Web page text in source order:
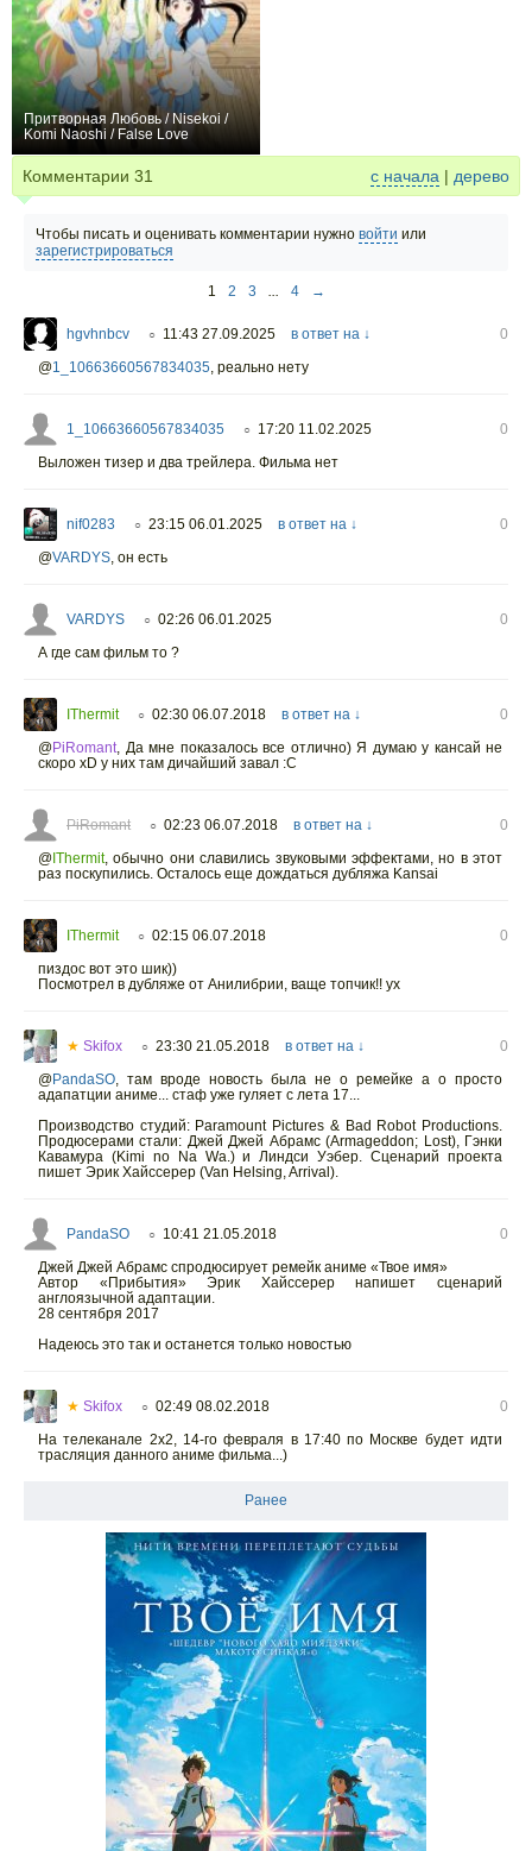
Притворная Любовь / Nisekoi /
Komi Naoshi / False Love
Комментарии 31 с начала | дерево
Чтобы писать и оценивать комментарии нужно войти или
зарегистрироваться
1 2 3 ... 4 →
hgvhnbcv ○ 11:43 27.09.2025 в ответ на ↓
0
@1_10663660567834035, реально нету
1_10663660567834035 ○ 17:20 11.02.2025
0
Выложен тизер и два трейлера. Фильма нет
nif0283 ○ 23:15 06.01.2025 в ответ на ↓
0
@VARDYS, он есть
VARDYS ○ 02:26 06.01.2025
0
А где сам фильм то ?
IThermit ○ 02:30 06.07.2018 в ответ на ↓
0
@PiRomant, Да мне показалось все отлично) Я думаю у кансай не
скоро xD у них там дичайший завал :C
PiRomant ○ 02:23 06.07.2018 в ответ на ↓
0
@ IThermit, обычно они славились звуковыми эффектами, но в этот
раз поскупились. Осталось еще дождаться дубляжа Kansai
IThermit ○ 02:15 06.07.2018
0
пиздос вот это шик))
Посмотрел в дубляже от Анилибрии, ваще топчик!! ух
★ Skifox ○ 23:30 21.05.2018 в ответ на ↓
0
@PandaSO, там вроде новость была не о ремейке а о просто
адапатции аниме... стаф уже гуляет с лета 17...
Производство студий: Paramount Pictures & Bad Robot Productions.
Продюсерами стали: Джей Джей Абрамс (Armageddon; Lost), Гэнки
Кавамура (Kimi no Na Wa.) и Линдси Уэбер. Сценарий проекта
пишет Эрик Хайссерер (Van Helsing, Arrival).
PandaSO ○ 10:41 21.05.2018
0
Джей Джей Абрамс спродюсирует ремейк аниме «Твое имя»
Автор «Прибытия» Эрик Хайссерер напишет сценарий
англоязычной адаптации.
28 сентября 2017
Надеюсь это так и останется только новостью
★ Skifox ○ 02:49 08.02.2018
0
На телеканале 2х2, 14-го февраля в 17:40 по Москве будет идти
трасляция данного аниме фильма...)
Ранее